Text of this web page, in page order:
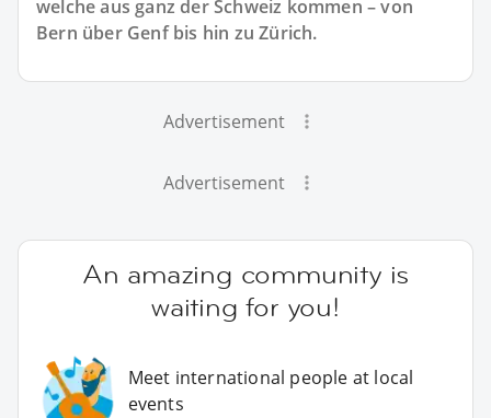
welche aus ganz der Schweiz kommen – von
Bern über Genf bis hin zu Zürich.
Advertisement
Advertisement
An amazing community is
waiting for you!
Meet international people at local
events